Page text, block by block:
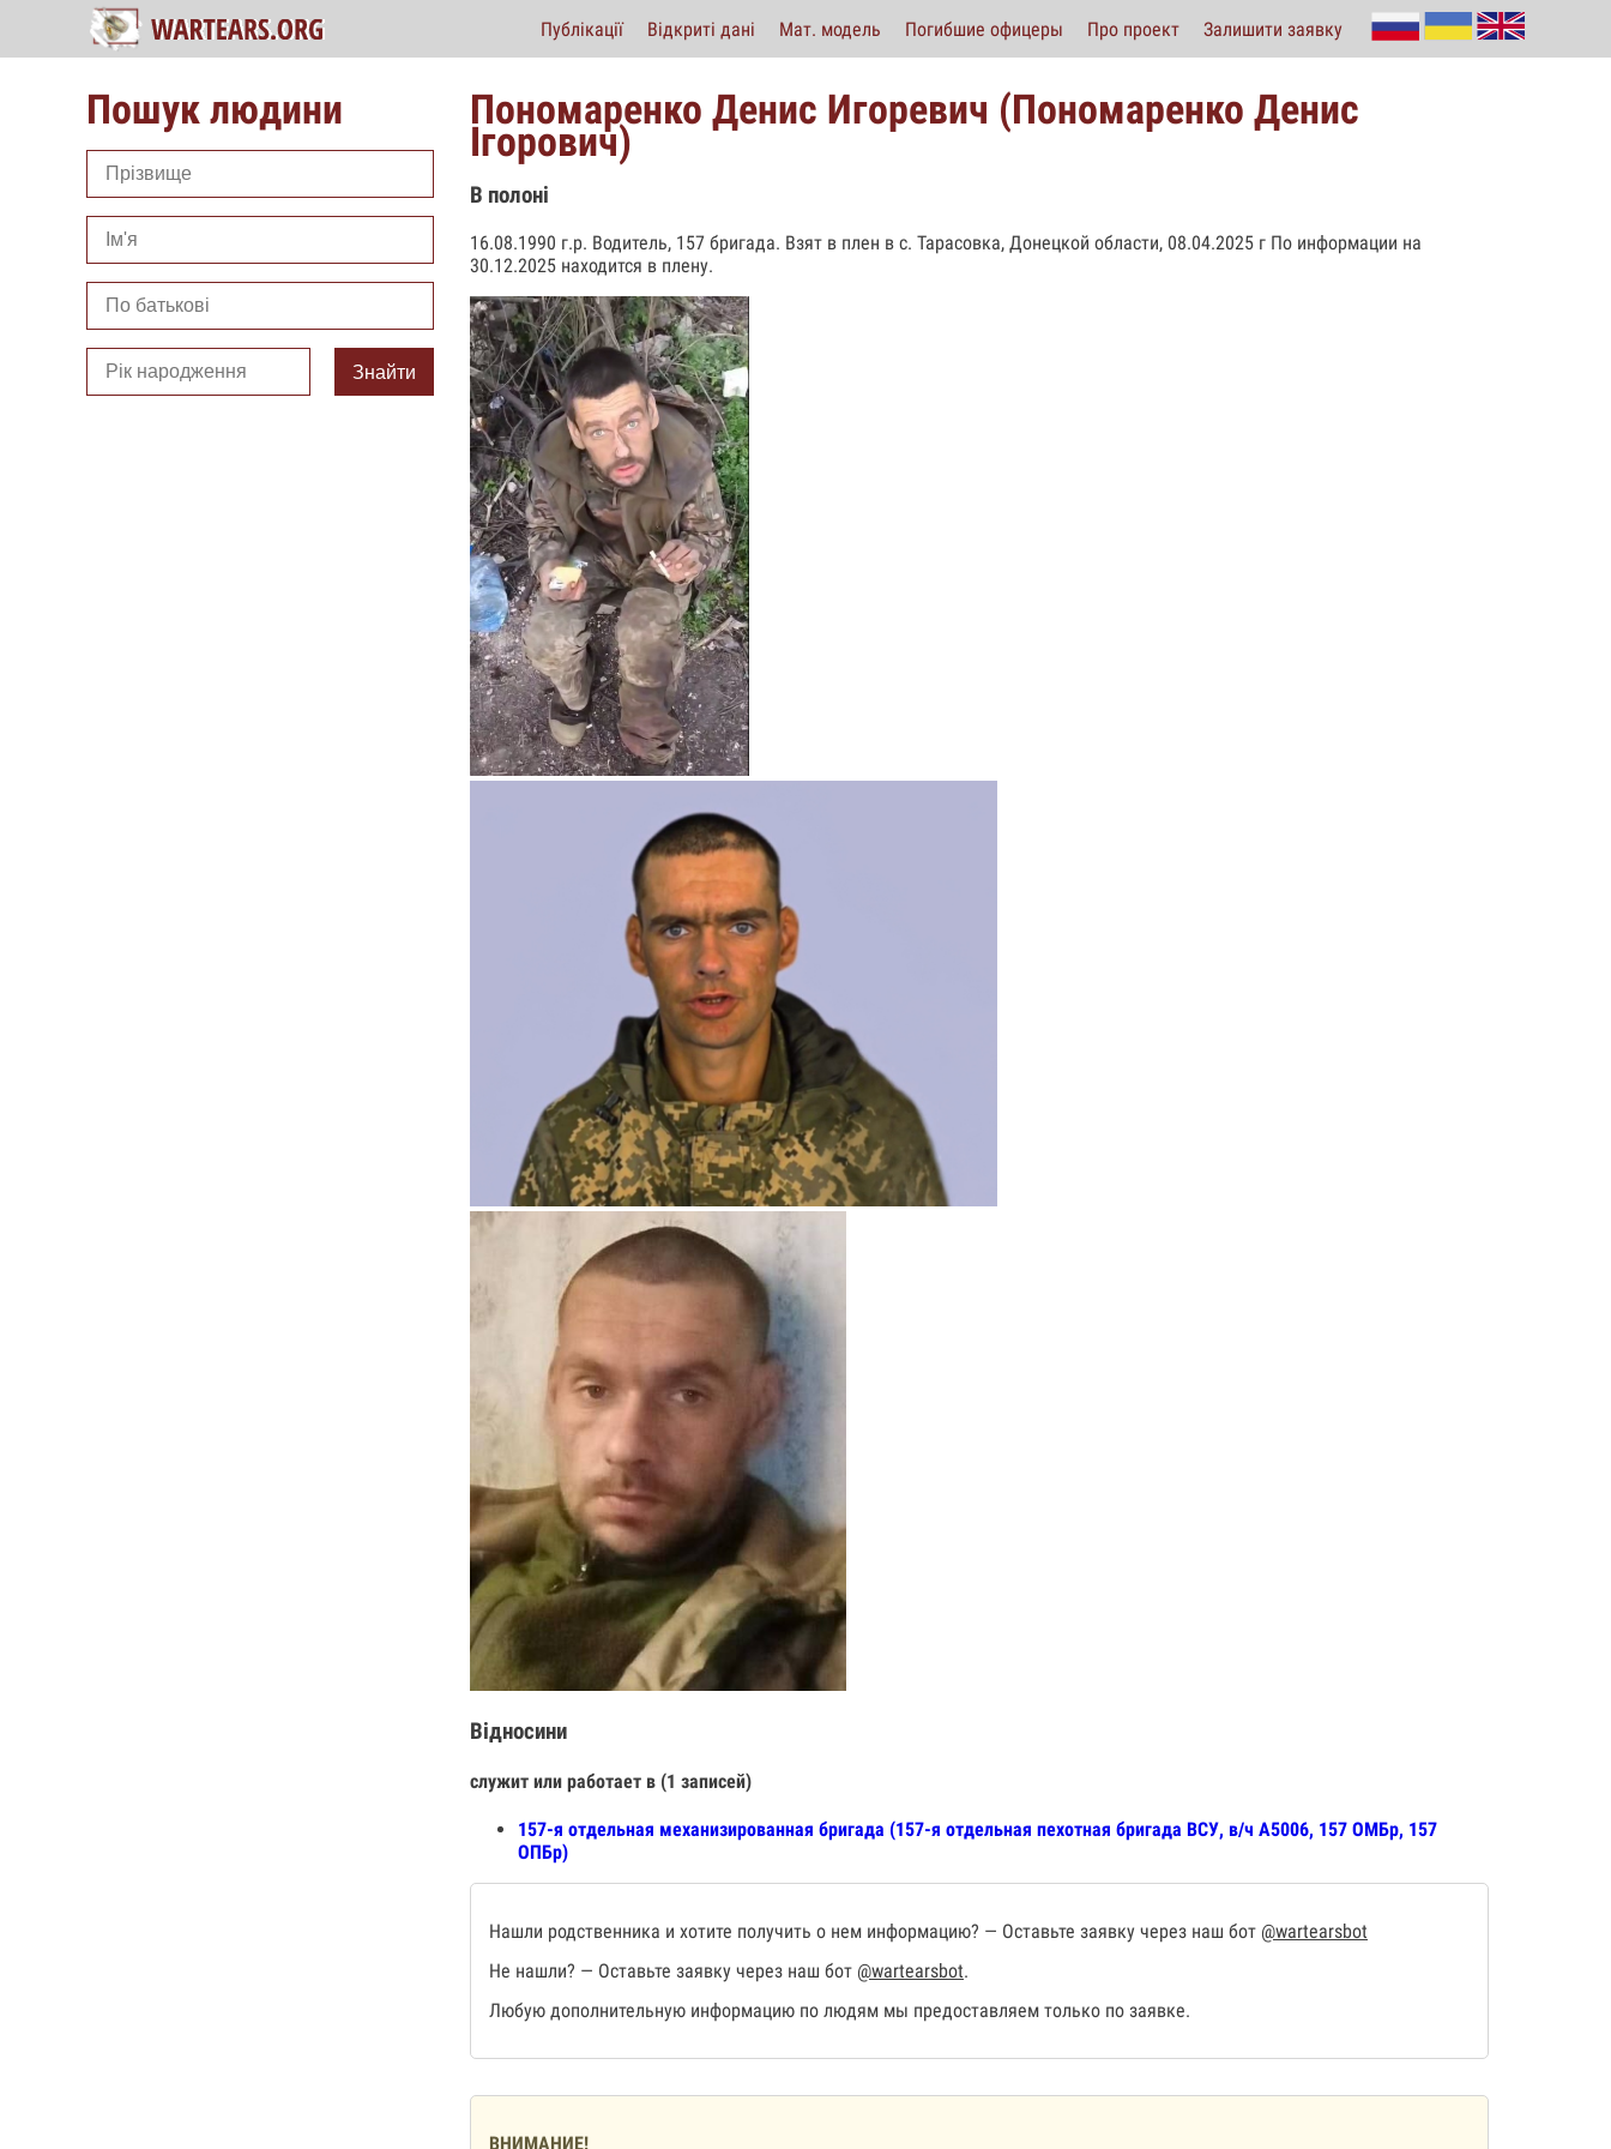
Публікації Відкриті дані Мат. модель Погибшие офицеры Про проект Залишити заявку
Пошук людини
Знайти
Пономаренко Денис Игоревич (Пономаренко Денис
Ігорович)
В полоні
16.08.1990 г.р. Водитель, 157 бригада. Взят в плен в с. Тарасовка, Донецкой области, 08.04.2025 г По информации на
30.12.2025 находится в плену.
Відносини
служит или работает в (1 записей)
157-я отдельная механизированная бригада (157-я отдельная пехотная бригада ВСУ, в/ч А5006, 157 ОМБр, 157
ОПБр)
Нашли родственника и хотите получить о нем информацию? — Оставьте заявку через наш бот @wartearsbot
Не нашли? — Оставьте заявку через наш бот @wartearsbot.
Любую дополнительную информацию по людям мы предоставляем только по заявке.
ВНИМАНИЕ!